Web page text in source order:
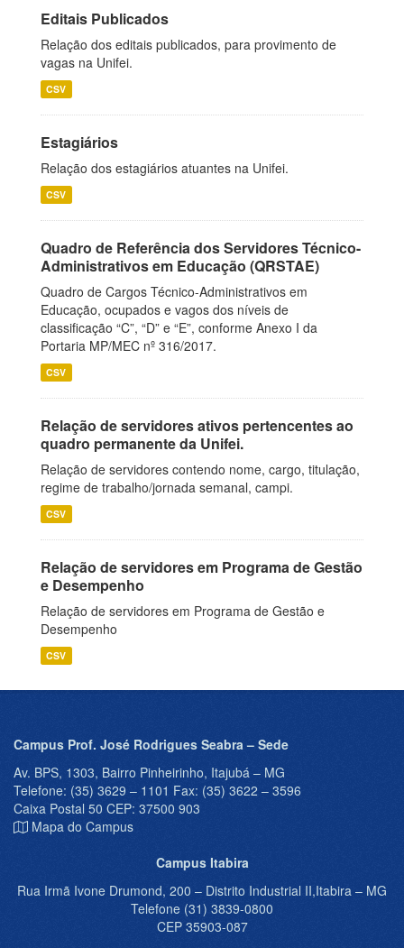
Editais Publicados
Relação dos editais publicados, para provimento de
vagas na Unifei.
CSV
Estagiários
Relação dos estagiários atuantes na Unifei.
CSV
Quadro de Referência dos Servidores Técnico-
Administrativos em Educação (QRSTAE)
Quadro de Cargos Técnico-Administrativos em
Educação, ocupados e vagos dos níveis de
classificação “C”, “D” e “E”, conforme Anexo I da
Portaria MP/MEC nº 316/2017.
CSV
Relação de servidores ativos pertencentes ao
quadro permanente da Unifei.
Relação de servidores contendo nome, cargo, titulação,
regime de trabalho/jornada semanal, campi.
CSV
Relação de servidores em Programa de Gestão
e Desempenho
Relação de servidores em Programa de Gestão e
Desempenho
CSV
Campus Prof. José Rodrigues Seabra – Sede
Av. BPS, 1303, Bairro Pinheirinho, Itajubá – MG
Telefone: (35) 3629 – 1101 Fax: (35) 3622 – 3596
Caixa Postal 50 CEP: 37500 903
Mapa do Campus
Campus Itabira
Rua Irmã Ivone Drumond, 200 – Distrito Industrial II,Itabira – MG
Telefone (31) 3839-0800
CEP 35903-087